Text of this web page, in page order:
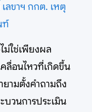
ลขาฯ กกต. เหตุ
ฑ์
ม่ใช่เพียงผล
ลื่อนไหวที่เกิดขึ้น
ยามตั้งคำถามถึง
วนการประเมิน